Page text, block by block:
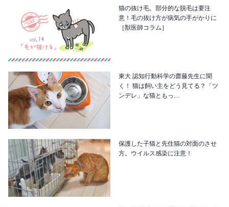
猫の抜け毛。部分的な脱毛は要注
意！毛の抜け方が病気の手がかりに
［獣医師コラム］
東大 認知行動科学の齋藤先生に聞
く！ 猫は飼い主をどう見てる？「ツ
ンデレ」な猫ともっ…
保護した子猫と先住猫の対面のさせ
方。ウイルス感染に注意！